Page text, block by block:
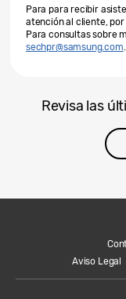
Para para recibir
atención al cliente,
Para consultas sobre
sechpr@samsung.com.
Revisa las
Aviso Legal